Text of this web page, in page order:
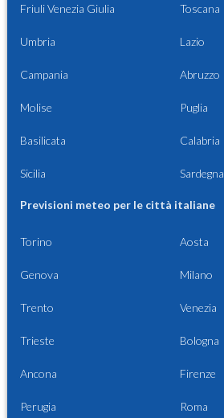
Friuli Venezia Giulia Toscana
Umbria Lazio
Campania Abruzzo
Molise Puglia
Basilicata Calabria
Sicilia Sardegna
Previsioni meteo per le città italiane
Torino Aosta
Genova Milano
Trento Venezia
Trieste Bologna
Ancona Firenze
Perugia Roma